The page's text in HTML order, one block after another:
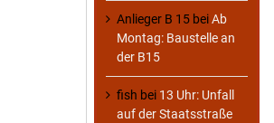
Anlieger B 15 beiAb
Montag: Baustelle an
der B15
fish bei 13 Uhr: Unfall
auf der Staatsstraße